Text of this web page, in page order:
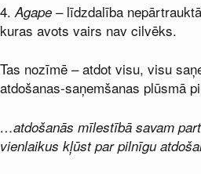
4. Agape – līdzdalība
kuras avots vairs nav cilvēks.
Tas nozīmē – atdot visu, visu
atdošanas-saņemšanas plūsmā
…atdošanās mīlestībā savam
vienlaikus kļūst par pilnīgu